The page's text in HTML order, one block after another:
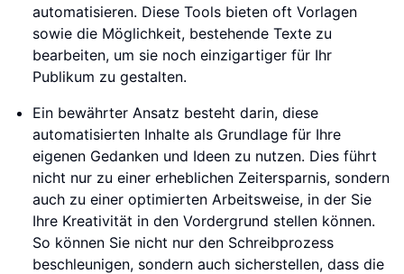
automatisieren. Diese Tools bieten oft Vorlagen
sowie die Möglichkeit, bestehende Texte zu
bearbeiten, um sie noch einzigartiger für Ihr
Publikum zu gestalten.
Ein bewährter Ansatz besteht darin, diese
automatisierten Inhalte als Grundlage für Ihre
eigenen Gedanken und Ideen zu nutzen. Dies führt
nicht nur zu einer erheblichen Zeitersparnis, sondern
auch zu einer optimierten Arbeitsweise, in der Sie
Ihre Kreativität in den Vordergrund stellen können.
So können Sie nicht nur den Schreibprozess
beschleunigen, sondern auch sicherstellen, dass die